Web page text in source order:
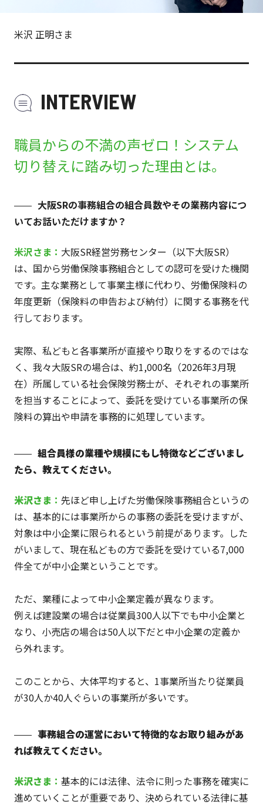
米沢 正明さま
INTERVIEW
職員からの不満の声ゼロ！システム
切り替えに踏み切った理由とは。
大阪SRの事務組合の組合員数やその業務内容につ
いてお話いただけますか？
米沢さま： 大阪SR経営労務センター（以下大阪SR）
は、国から労働保険事務組合としての認可を受けた機関
です。主な業務として事業主様に代わり、労働保険料の
年度更新（保険料の申告および納付）に関する事務を代
行しております。
実際、私どもと各事業所が直接やり取りをするのではな
く、我々大阪SRの場合は、約1,000名（2026年3月現
在）所属している社会保険労務士が、それぞれの事業所
を担当することによって、委託を受けている事業所の保
険料の算出や申請を事務的に処理しています。
組合員様の業種や規模にもし特徴などございまし
たら、教えてください。
米沢さま ： 先ほど申し上げた労働保険事務組合というの
は、基本的には事業所からの事務の委託を受けますが、
対象は中小企業に限られるという前提があります。した
がいまして、現在私どもの方で委託を受けている7,000
件全てが中小企業ということです。
ただ、業種によって中小企業定義が異なります。
例えば建設業の場合は従業員300人以下でも中小企業と
なり、小売店の場合は50人以下だと中小企業の定義か
ら外れます。
このことから、大体平均すると、1事業所当たり従業員
が30人か40人ぐらいの事業所が多いです。
事務組合の運営において特徴的なお取り組みがあ
れば教えてください。
米沢さま ： 基本的には法律、法令に則った事務を確実に
進めていくことが重要であり、決められている法律に基